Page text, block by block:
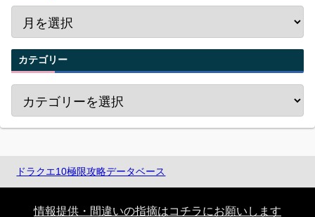
カテゴリー
ドラクエ10極限攻略データベース
情報提供・間違いの指摘はコチラにお願いします